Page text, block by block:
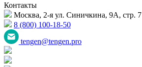
Контакты
Москва, 2-я ул. Синичкина, 9А, стр. 7
8 (800) 100-18-50
tengen@tengen.pro